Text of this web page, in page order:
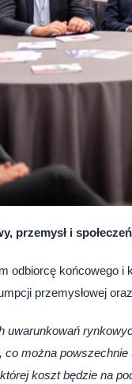
przemysł i
odbiorcę końcowego
przemysłowej
uwarunkowań
można powszechnie
koszt będzie na